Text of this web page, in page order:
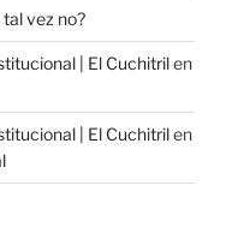
vez no?
| El Cuchitrilen
| El Cuchitrilen